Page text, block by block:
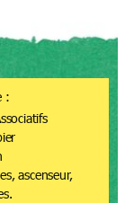
:
ascenseur,